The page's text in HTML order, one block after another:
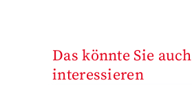
Das könnte Sie auch
interessieren